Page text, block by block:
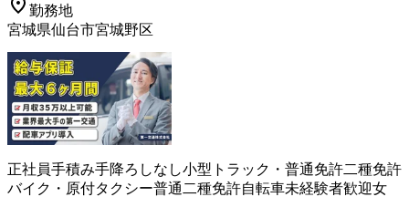
勤務地
宮城県仙台市宮城野区
正社員手積み手降ろしなし小型トラック・普通免許二種免許
バイク・原付タクシー普通二種免許自転車未経験者歓迎女